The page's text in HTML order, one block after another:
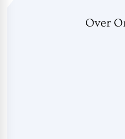
Over